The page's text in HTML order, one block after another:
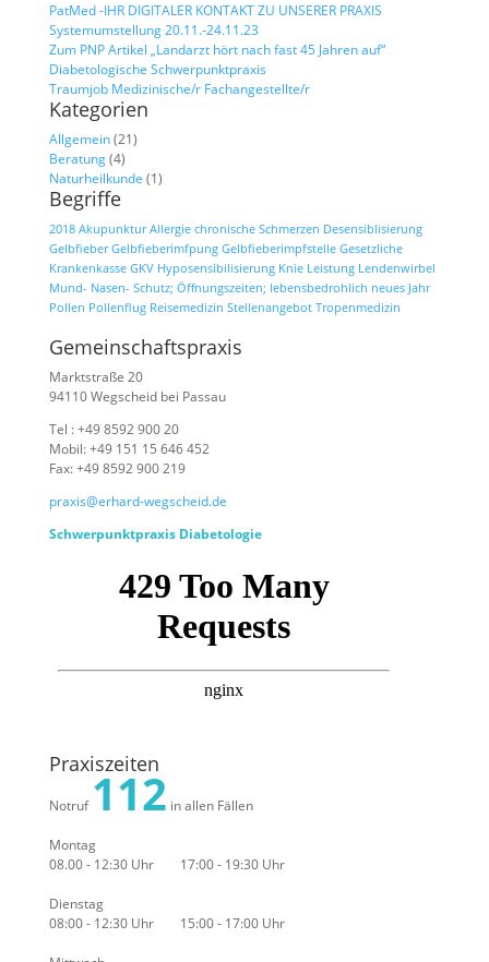
PatMed -IHR DIGITALER KONTAKT ZU UNSERER PRAXIS
Systemumstellung 20.11.-24.11.23
Zum PNP Artikel „Landarzt hört nach fast 45 Jahren auf“
Diabetologische Schwerpunktpraxis
Traumjob Medizinische/r Fachangestellte/r
Kategorien
Allgemein(21)
Beratung(4)
Naturheilkunde (1)
Begriffe
2018 Akupunktur Allergie chronische Schmerzen Desensiblisierung
Gelbfieber Gelbfieberimfpung Gelbfieberimpfstelle Gesetzliche
Krankenkasse GKV Hyposensibilisierung Knie Leistung Lendenwirbel
Mund- Nasen- Schutz; Öffnungszeiten; lebensbedrohlich neues Jahr
Pollen Pollenflug Reisemedizin Stellenangebot Tropenmedizin
Gemeinschaftspraxis
Marktstraße 20
94110 Wegscheid bei Passau
Tel : +49 8592 900 20
Mobil: +49 151 15 646 452
Fax: +49 8592 900 219
praxis@erhard-wegscheid.de
Schwerpunktpraxis Diabetologie
Praxiszeiten
Notruf 112 in allen Fällen
Montag
08.00 - 12:30 Uhr 17:00 - 19:30 Uhr
Dienstag
08:00 - 12:30 Uhr 15:00 - 17:00 Uhr